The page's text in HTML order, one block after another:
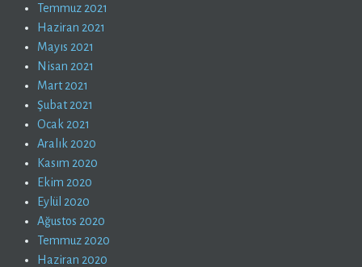
Temmuz 2021
Haziran 2021
Mayıs 2021
Nisan 2021
Mart 2021
Şubat 2021
Ocak 2021
Aralık 2020
Kasım 2020
Ekim 2020
Eylül 2020
Ağustos 2020
Temmuz 2020
Haziran 2020